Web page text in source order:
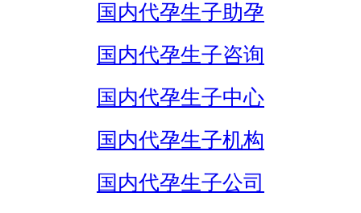
国内代孕生子助孕
国内代孕生子咨询
国内代孕生子中心
国内代孕生子机构
国内代孕生子公司